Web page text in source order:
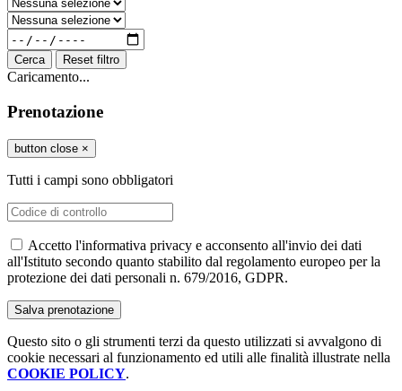
Cerca Reset filtro
Caricamento...
Prenotazione
button close ×
Tutti i campi sono obbligatori
Accetto l'informativa privacy e acconsento all'invio dei dati
all'Istituto secondo quanto stabilito dal regolamento europeo per la
protezione dei dati personali n. 679/2016, GDPR.
Questo sito o gli strumenti terzi da questo utilizzati si avvalgono di
cookie necessari al funzionamento ed utili alle finalità illustrate nella
COOKIE POLICY.